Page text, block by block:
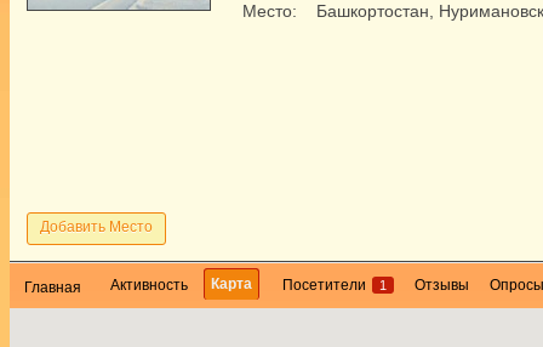
Место: Башкортостан,
Добавить Место
Главная Активность Карта Посетители 1 Отзывы Опросы